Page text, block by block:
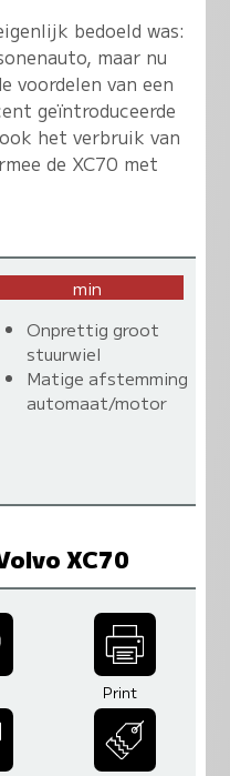
bedoeld was:
maar nu
voordelen van een
geïntroduceerde
het verbruik van
de XC70 met
min
Onprettig groot
stuurwiel
Matige afstemming
automaat/motor
XC70
Print